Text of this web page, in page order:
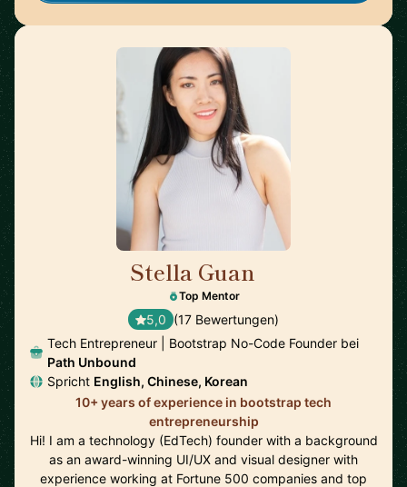
Stella Guan
Top Mentor
5,0 (17 Bewertungen)
Tech Entrepreneur | Bootstrap No-Code Founder bei
Path Unbound
Spricht English, Chinese, Korean
10+ years of experience in bootstrap tech
entrepreneurship
Hi! I am a technology (EdTech) founder with a background
as an award-winning UI/UX and visual designer with
experience working at Fortune 500 companies and top